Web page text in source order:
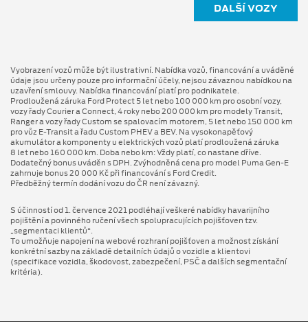
DALŠÍ VOZY
Vyobrazení vozů může být ilustrativní. Nabídka vozů, financování a uváděné
údaje jsou určeny pouze pro informační účely, nejsou závaznou nabídkou na
uzavření smlouvy. Nabídka financování platí pro podnikatele.
Prodloužená záruka Ford Protect 5 let nebo 100 000 km pro osobní vozy,
vozy řady Courier a Connect, 4 roky nebo 200 000 km pro modely Transit,
Ranger a vozy řady Custom se spalovacím motorem, 5 let nebo 150 000 km
pro vůz E-Transit a řadu Custom PHEV a BEV. Na vysokonapěťový
akumulátor a komponenty u elektrických vozů platí prodloužená záruka
8 let nebo 160 000 km. Doba nebo km: Vždy platí, co nastane dříve.
Dodatečný bonus uváděn s DPH. Zvýhodněná cena pro model Puma Gen⁠-⁠E
zahrnuje bonus 20 000 Kč při financování s Ford Credit.
Předběžný termín dodání vozu do ČR není závazný.
S účinností od 1. července 2021 podléhají veškeré nabídky havarijního
pojištění a povinného ručení všech spolupracujících pojišťoven tzv.
„segmentaci klientů“.
To umožňuje napojení na webové rozhraní pojišťoven a možnost získání
konkrétní sazby na základě detailních údajů o vozidle a klientovi
(specifikace vozidla, škodovost, zabezpečení, PSČ a dalších segmentační
kritéria).